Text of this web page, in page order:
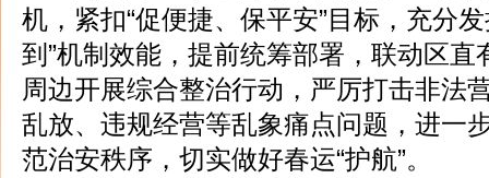
机，紧扣“促便捷、保平安”目标，充分
到”机制效能，提前统筹部署，联动区
周边开展综合整治行动，严厉打击非法
乱放、违规经营等乱象痛点问题，进一
范治安秩序，切实做好春运“护航”。